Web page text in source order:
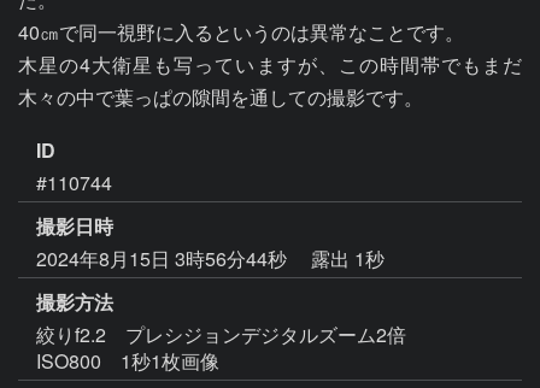
40㎝で同一視野に入るというのは異常なことです。
木星の4大衛星も写っていますが、この時間帯でもまだ
ID
#110744
撮影日時
2024年8月15日 3時56分44秒
露出 1秒
撮影方法
絞りf2.2 プレシジョンデジタルズーム2倍
ISO800 1秒1枚画像